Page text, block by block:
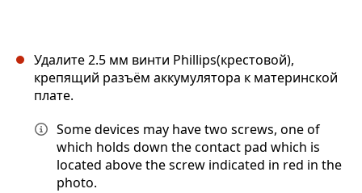
Удалите 2.5 мм винти Phillips(крестовой),
крепящий разъём аккумулятора к материнской
плате.
Some devices may have two screws, one of
which holds down the contact pad which is
located above the screw indicated in red in the
photo.